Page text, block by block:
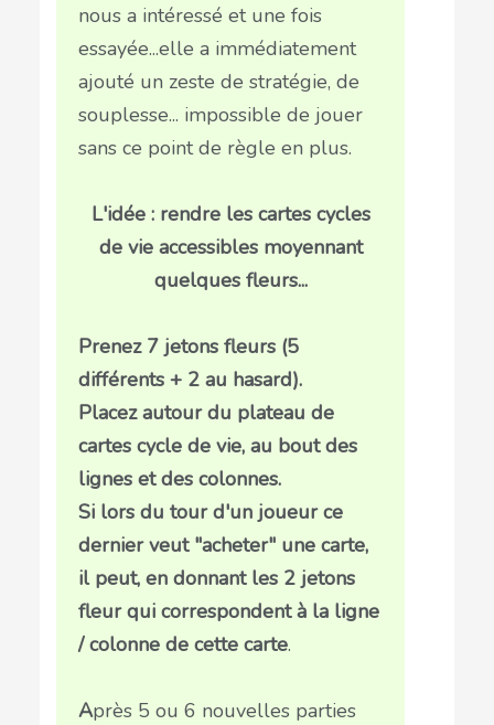
nous a intéressé et une fois
essayée...elle a immédiatement
ajouté un zeste de stratégie, de
souplesse... impossible de jouer
sans ce point de règle en plus.
L'idée : rendre les cartes cycles
de vie accessibles moyennant
quelques fleurs...
Prenez 7 jetons fleurs (5
différents + 2 au hasard).
Placez autour du plateau de
cartes cycle de vie, au bout des
lignes et des colonnes.
Si lors du tour d'un joueur ce
dernier veut "acheter" une carte,
il peut, en donnant les 2 jetons
fleur qui correspondent à la ligne
/ colonne de cette carte.
Après 5 ou 6 nouvelles parties